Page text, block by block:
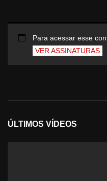
Para acessar esse
VER ASSINATURAS
ÚLTIMOS VÍDEOS